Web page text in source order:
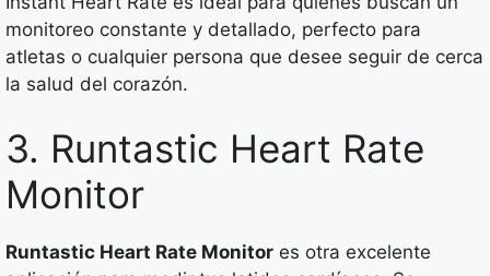
monitoreo constante y detallado, perfecto para
atletas o cualquier persona que desee seguir de cerca
la salud del corazón.
3. Runtastic Heart Rate
Monitor
Runtastic Heart Rate Monitor es otra excelente